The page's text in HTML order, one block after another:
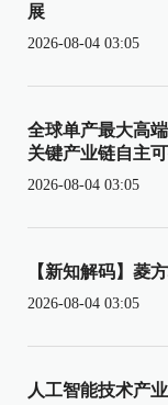
展
2026-08-04 03:05
全球单产最大高
关键产业链自主
2026-08-04 03:05
【新知解码】菱
2026-08-04 03:05
人工智能技术产